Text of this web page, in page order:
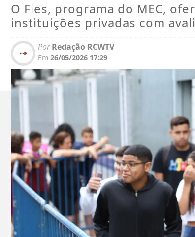
O Fies, programa do MEC,
instituições privadas com
PorRedação RCWTV
Em 26/05/2026 17:29